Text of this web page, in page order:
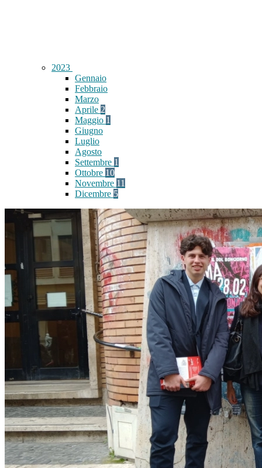
2023
Gennaio
Febbraio
Marzo
Aprile 2
Maggio 1
Giugno
Luglio
Agosto
Settembre 1
Ottobre 10
Novembre 11
Dicembre 5